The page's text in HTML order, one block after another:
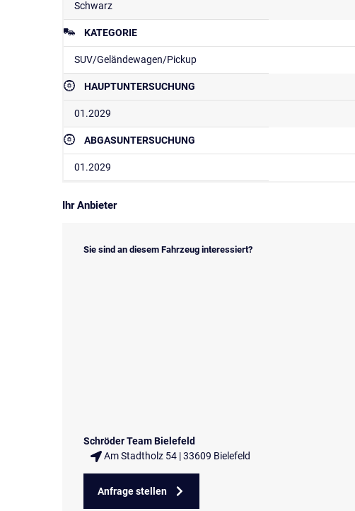
Schwarz
KATEGORIE
SUV/Geländewagen/Pickup
HAUPTUNTERSUCHUNG
01.2029
ABGASUNTERSUCHUNG
01.2029
Ihr Anbieter
Sie sind an diesem Fahrzeug interessiert?
Schröder Team Bielefeld
Am Stadtholz 54 | 33609 Bielefeld
Anfrage stellen